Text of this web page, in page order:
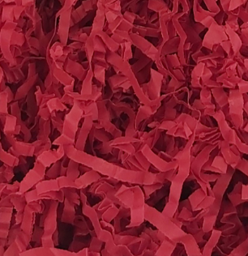
Paper shavings for
Product code:DS207
Size:20 x 20 cm (150 grami)
Material:paper, 4 mm
Product can be collected from a pickup
Price per 1 package
€3.21
1+ pkg.